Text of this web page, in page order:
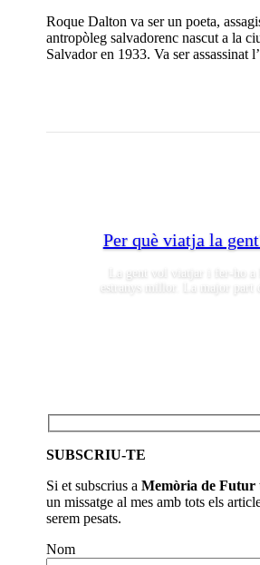
Roque Dalton va ser un poeta,
antropòleg salvadorenc nascut a la
Salvador en 1933. Va ser assassinat
Per què viatja la
La gent vol viatjar i fer-ho a
estranys millor. La major part
SUBSCRIU-TE
Si et subscrius aMemòria de Futur
un missatge al mes amb tots els
serem pesats.
Nom